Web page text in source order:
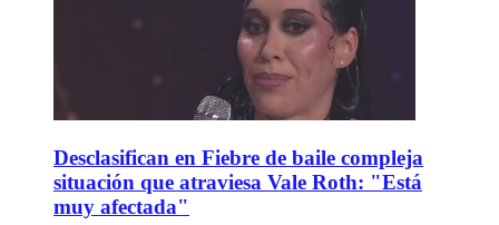
Desclasifican en Fiebre de baile compleja
situación que atraviesa Vale Roth: "Está
muy afectada"